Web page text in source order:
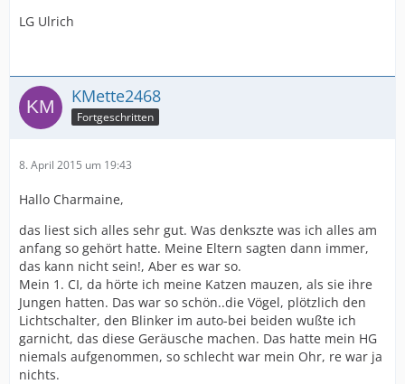
LG Ulrich
KMette2468
Fortgeschritten
8. April 2015 um 19:43
Hallo Charmaine,
das liest sich alles sehr gut. Was denkszte was ich alles am
anfang so gehört hatte. Meine Eltern sagten dann immer,
das kann nicht sein!, Aber es war so.
Mein 1. CI, da hörte ich meine Katzen mauzen, als sie ihre
Jungen hatten. Das war so schön..die Vögel, plötzlich den
Lichtschalter, den Blinker im auto-bei beiden wußte ich
garnicht, das diese Geräusche machen. Das hatte mein HG
niemals aufgenommen, so schlecht war mein Ohr, re war ja
nichts.